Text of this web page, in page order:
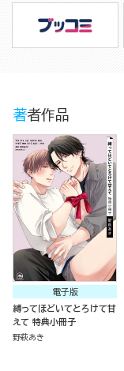
著者作品
電子版
縛ってほどいてとろけて甘
えて 特典小冊子
野萩あき